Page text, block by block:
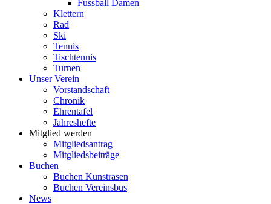
Fussball Damen
Klettern
Rad
Ski
Tennis
Tischtennis
Turnen
Unser Verein
Vorstandschaft
Chronik
Ehrentafel
Jahreshefte
Mitglied werden
Mitgliedsantrag
Mitgliedsbeiträge
Buchen
Buchen Kunstrasen
Buchen Vereinsbus
News